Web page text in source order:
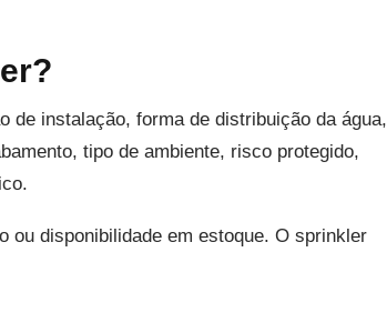
de instalação, forma de distribuição da água,
tipo de ambiente, risco protegido,
ou disponibilidade em estoque. O sprinkler